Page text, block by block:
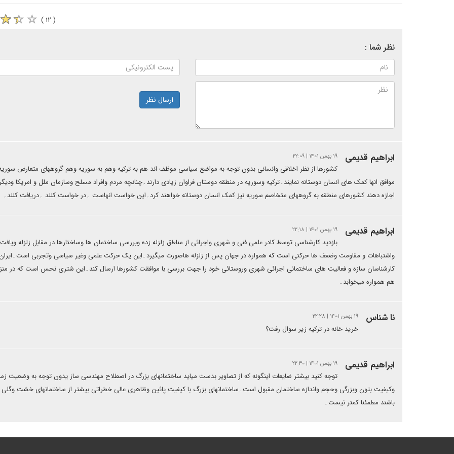
( ۱۲ )
نظر شما :
ارسال نظر
ابراهیم قدیمی ۱۹ بهمن ۱۴۰۱ | ۲۲:۰۹
کشورها از نظر اخلاقی وانسانی بدون توجه به مواضع سیاسی موظف اند هم به ترکیه وهم به سوریه وهم گروههای متعارض
موافق انها کمک های انسان دوستانه نمایند۔ترکیه وسوریه در منطقه دوستان فراوان زیادی دارند۔چنانچه مردم وافراد مسلح وسازمان ملل و امریکا
اجازه دهند کشورهای منطقه به گروههای متخاصم سوریه نیز کمک انسان دوستانه خواهند کرد۔این خواست انهاست ۔در خواست کنند ۔دریافت کنند۔
ابراهیم قدیمی ۱۹ بهمن ۱۴۰۱ | ۲۲:۱۸
بازدید کارشناسی توسط کادر علمی فنی و شهری واجرائی از مناطق زلزله زده وبررسی ساختمان ها وساختارها در مقابل زلزله
واشتباهات و مقاومت وضعف ها حرکتی است که همواره در جهان پس از زلزله هاصورت میگیرد۔این یک حرکت علمی وغیر سیاسی وتجربی است۔ایران
کارشناسان سازه و فعالیت های ساختمانی اجرائی شهری وروستائی خود را جهت بررسی با موافقت کشورها ارسال کند۔این شتری نحس است که در
هم همواره میخوابد۔
نا شناس ۱۹ بهمن ۱۴۰۱ | ۲۲:۲۸
خرید خانه در ترکیه زیر سوال رفت؟
ابراهیم قدیمی ۱۹ بهمن ۱۴۰۱ | ۲۲:۳۰
توجه کنید بیشتر ضایعات اینگونه که از تصاویر بدست میاید ساختمانهای بزرگ در اصطلاح مهندسی ساز یدون توجه به وضعیت
وکیفیت بتون وبزرگی وحجم واندازه ساختمان مقبول است۔ساختمانهای بزرگ با کیفیت پائین وظاهری عالی خطراتی بیشتر از ساختمانهای خشت وگلی
باشند مطمئنا کمتر نیست۔